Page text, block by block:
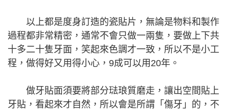
以上都是度身訂造的瓷貼片，無論是物料和製作
過程都非常精密，通常不會只做一兩隻，要做上下共
十多二十隻牙面，笑起來色調才一致，所以不是小工
程，做得好又用得小心，9成可以用20年。
做牙貼面須要將部分琺琅質磨走，讓出空間貼上
牙貼，看起來才自然，所以會是所謂「傷牙」的，不